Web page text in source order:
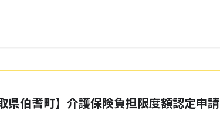
県伯耆町】介護保険負担限度額認定申請